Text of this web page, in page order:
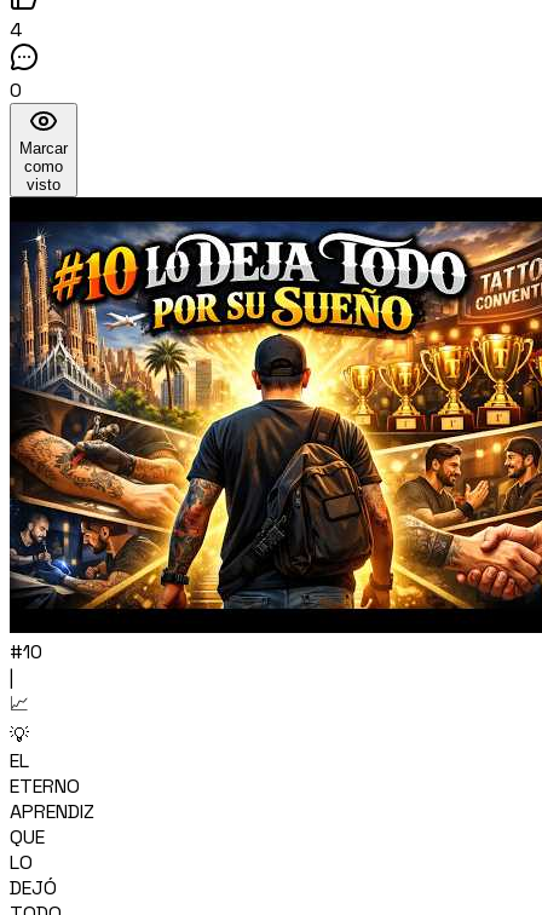
4
0
Marcar
como
visto
#10
|
📈
💡
EL
ETERNO
APRENDIZ
QUE
LO
DEJÓ